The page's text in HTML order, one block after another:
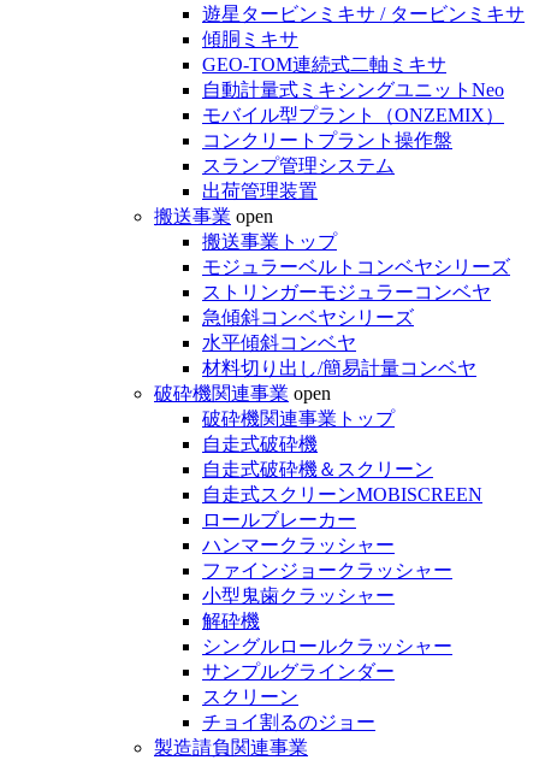
遊星タービンミキサ / タービンミキサ
傾胴ミキサ
GEO-TOM連続式二軸ミキサ
自動計量式ミキシングユニットNeo
モバイル型プラント（ONZEMIX）
コンクリートプラント操作盤
スランプ管理システム
出荷管理装置
搬送事業 open
搬送事業トップ
モジュラーベルトコンベヤシリーズ
ストリンガーモジュラーコンベヤ
急傾斜コンベヤシリーズ
水平傾斜コンベヤ
材料切り出し/簡易計量コンベヤ
破砕機関連事業 open
破砕機関連事業トップ
自走式破砕機
自走式破砕機＆スクリーン
自走式スクリーンMOBISCREEN
ロールブレーカー
ハンマークラッシャー
ファインジョークラッシャー
小型鬼歯クラッシャー
解砕機
シングルロールクラッシャー
サンプルグラインダー
スクリーン
チョイ割るのジョー
製造請負関連事業